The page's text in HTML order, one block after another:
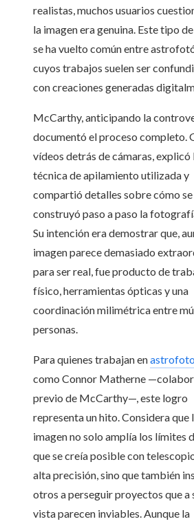
realistas, muchos usuarios
la imagen era genuina. Este tipo
se ha vuelto común entre
cuyos trabajos suelen ser
con creaciones generadas
McCarthy, anticipando la
documentó el proceso completo.
vídeos detrás de cámaras, explicó
técnica de apilamiento utilizada y
compartió detalles sobre cómo se
construyó paso a paso la
Su intención era demostrar que,
imagen parece demasiado
para ser real, fue producto de
físico, herramientas ópticas y una
coordinación milimétrica entre
personas.
Para quienes trabajan en
como Connor Matherne
previo de McCarthy—, este logro
representa un hito. Considera que
imagen no solo amplía los límites
que se creía posible con
alta precisión, sino que también
otros a perseguir proyectos que a
vista parecen inviables. Aunque la